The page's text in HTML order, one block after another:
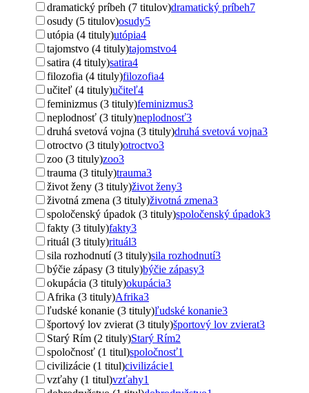
dramatický príbeh (7 titulov)dramatický príbeh7
osudy (5 titulov)osudy5
utópia (4 tituly)utópia4
tajomstvo (4 tituly)tajomstvo4
satira (4 tituly)satira4
filozofia (4 tituly)filozofia4
učiteľ (4 tituly)učiteľ4
feminizmus (3 tituly)feminizmus3
neplodnosť (3 tituly)neplodnosť3
druhá svetová vojna (3 tituly)druhá svetová vojna3
otroctvo (3 tituly)otroctvo3
zoo (3 tituly)zoo3
trauma (3 tituly)trauma3
život ženy (3 tituly)život ženy3
životná zmena (3 tituly)životná zmena3
spoločenský úpadok (3 tituly)spoločenský úpadok3
fakty (3 tituly)fakty3
rituál (3 tituly)rituál3
sila rozhodnutí (3 tituly)sila rozhodnutí3
býčie zápasy (3 tituly)býčie zápasy3
okupácia (3 tituly)okupácia3
Afrika (3 tituly)Afrika3
ľudské konanie (3 tituly)ľudské konanie3
športový lov zvierat (3 tituly)športový lov zvierat3
Starý Rím (2 tituly)Starý Rím2
spoločnosť (1 titul)spoločnosť1
civilizácie (1 titul)civilizácie1
vzťahy (1 titul)vzťahy1